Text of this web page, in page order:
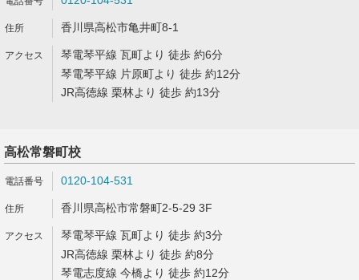
香川県高松市亀井町8-1
琴電琴平線 瓦町より 徒歩 約6分
琴電琴平線 片原町より 徒歩 約12分
JR高徳線 栗林より 徒歩 約13分
高松常磐町校
0120-104-531
香川県高松市常磐町2-5-29 3F
琴電琴平線 瓦町より 徒歩 約3分
JR高徳線 栗林より 徒歩 約8分
琴電志度線 今橋より 徒歩 約12分